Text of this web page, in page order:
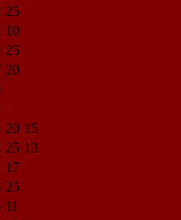
25
10
25
20
20 15
25 13
17
25
11